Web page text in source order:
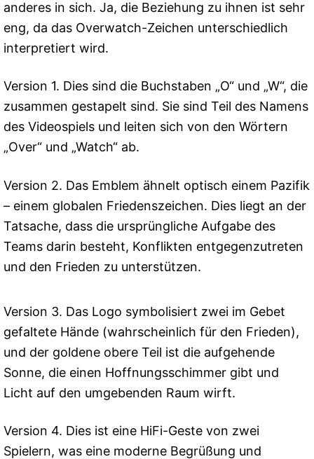
anderes in sich. Ja, die Beziehung zu ihnen ist sehr
eng, da das Overwatch-Zeichen unterschiedlich
interpretiert wird.
Version 1. Dies sind die Buchstaben „O“ und „W“, die
zusammen gestapelt sind. Sie sind Teil des Namens
des Videospiels und leiten sich von den Wörtern
„Over“ und „Watch“ ab.
Version 2. Das Emblem ähnelt optisch einem Pazifik
– einem globalen Friedenszeichen. Dies liegt an der
Tatsache, dass die ursprüngliche Aufgabe des
Teams darin besteht, Konflikten entgegenzutreten
und den Frieden zu unterstützen.
Version 3. Das Logo symbolisiert zwei im Gebet
gefaltete Hände (wahrscheinlich für den Frieden),
und der goldene obere Teil ist die aufgehende
Sonne, die einen Hoffnungsschimmer gibt und
Licht auf den umgebenden Raum wirft.
Version 4. Dies ist eine HiFi-Geste von zwei
Spielern, was eine moderne Begrüßung und